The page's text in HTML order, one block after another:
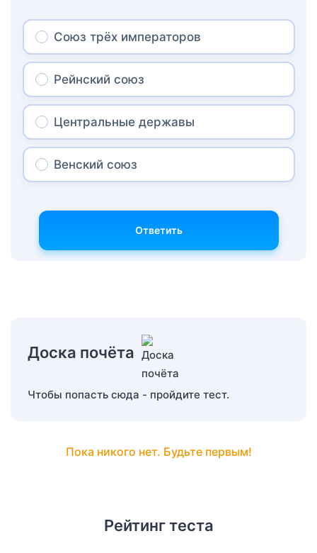
Союз трёх императоров
Рейнский союз
Центральные державы
Венский союз
Ответить
Доска почёта
Чтобы попасть сюда - пройдите тест.
Пока никого нет. Будьте первым!
Рейтинг теста